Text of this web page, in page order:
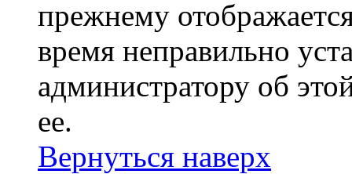
прежнему
время неправильно
администратору об
ее.
Вернуться наверх